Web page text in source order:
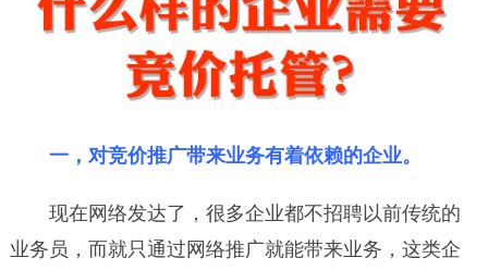
一，对竞价推广带来业务有着依赖的企业。
现在网络发达了，很多企业都不招聘以前传统的
业务员，而就只通过网络推广就能带来业务，这类企